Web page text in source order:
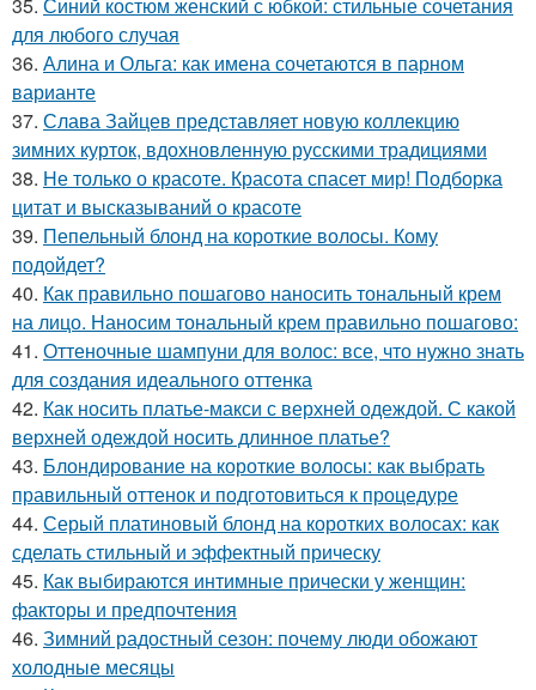
для любого случая
36. Алина и Ольга: как имена сочетаются в парном
варианте
37. Слава Зайцев представляет новую коллекцию
зимних курток, вдохновленную русскими традициями
38. Не только о красоте. Красота спасет мир! Подборка
цитат и высказываний о красоте
39. Пепельный блонд на короткие волосы. Кому
подойдет?
40. Как правильно пошагово наносить тональный крем
на лицо. Наносим тональный крем правильно пошагово:
41. Оттеночные шампуни для волос: все, что нужно знать
для создания идеального оттенка
42. Как носить платье-макси с верхней одеждой. С какой
верхней одеждой носить длинное платье?
43. Блондирование на короткие волосы: как выбрать
правильный оттенок и подготовиться к процедуре
44. Серый платиновый блонд на коротких волосах: как
сделать стильный и эффектный прическу
45. Как выбираются интимные прически у женщин:
факторы и предпочтения
46. Зимний радостный сезон: почему люди обожают
холодные месяцы